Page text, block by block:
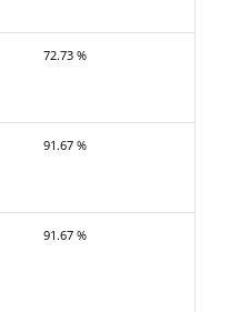
72.73 %
91.67 %
91.67 %